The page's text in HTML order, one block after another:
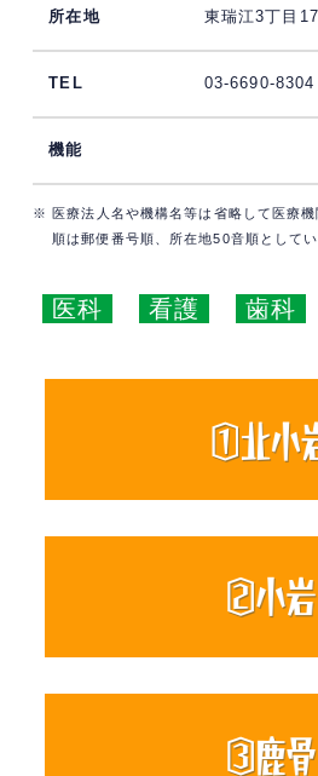
東瑞江3丁目
03-6690-8304
※ 医療法人名や機構名等は省略して医療
順は郵便番号順、所在地50音順としてい
医科 看護 歯科